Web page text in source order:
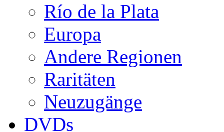
Río de la Plata
Europa
Andere Regionen
Raritäten
Neuzugänge
DVDs